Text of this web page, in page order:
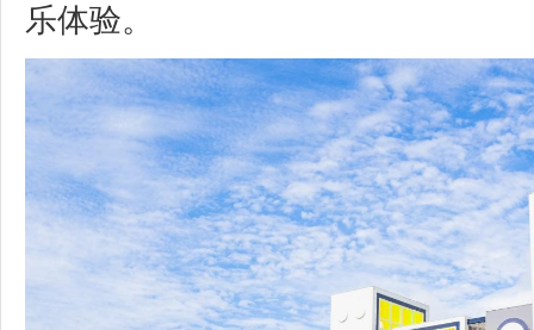
乐体验。